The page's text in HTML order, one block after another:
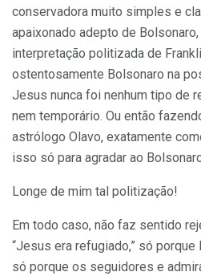
conservadora muito simples e
apaixonado adepto de
interpretação politizada de
ostentosamente Bolsonaro na
Jesus nunca foi nenhum tipo de
nem temporário. Ou então
astrólogo Olavo, exatamente
isso só para agradar ao
Longe de mim tal politização!
Em todo caso, não faz sentido
“Jesus era refugiado,” só porque
só porque os seguidores e